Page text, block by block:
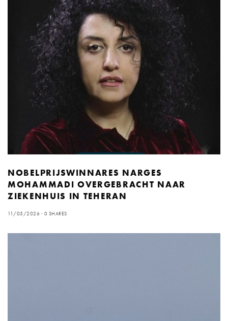
NOBELPRIJSWINNARES NARGES
MOHAMMADI OVERGEBRACHT NAAR
ZIEKENHUIS IN TEHERAN
11/05/2026 0 SHARES